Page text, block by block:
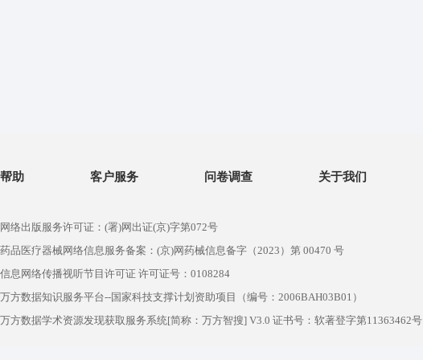
帮助 客户服务 问卷调查 关于我们
网络出版服务许可证：(署)网出证(京)字第072号
药品医疗器械网络信息服务备案：(京)网药械信息备字（2023）第 00470 号
信息网络传播视听节目许可证 许可证号：0108284
万方数据知识服务平台--国家科技支撑计划资助项目（编号：2006BAH03B01）
万方数据学术资源发现获取服务系统[简称：万方智搜] V3.0 证书号：软著登字第11363462号